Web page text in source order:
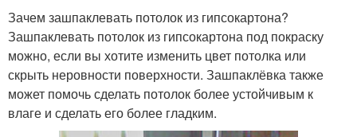
Зачем зашпаклевать потолок из гипсокартона?
Зашпаклевать потолок из гипсокартона под покраску
можно, если вы хотите изменить цвет потолка или
скрыть неровности поверхности. Зашпаклёвка также
может помочь сделать потолок более устойчивым к
влаге и сделать его более гладким.